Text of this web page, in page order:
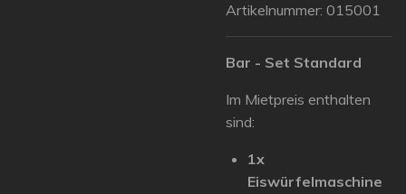
Artikelnummer: 015001
Bar - Set Standard
Im Mietpreis enthalten
sind:
1x
Eiswürfelmaschine